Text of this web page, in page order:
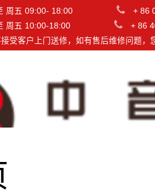
周五 09:00- 18:00 + 86
周五 10:00-18:00
+ 86
受客户上门送修，如有售后维修问题，